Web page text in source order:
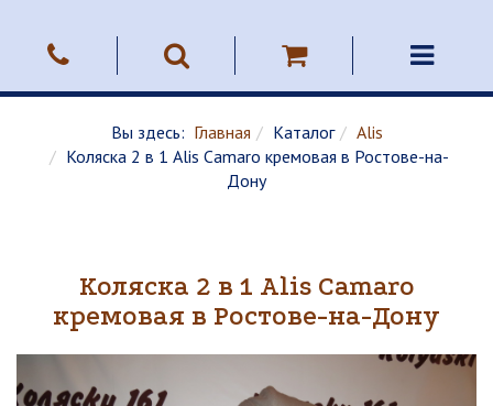
Вы здесь: Главная Каталог
Alis
Коляска 2 в 1 Alis Camaro кремовая в Ростове-на-
Дону
Коляска 2 в 1 Alis Camaro
кремовая в Ростове-на-Дону